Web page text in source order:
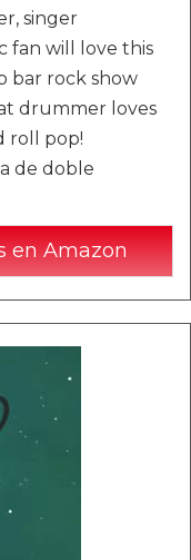
singer
fan will love this
bar rock show
drummer loves
roll pop!
de doble
en Amazon